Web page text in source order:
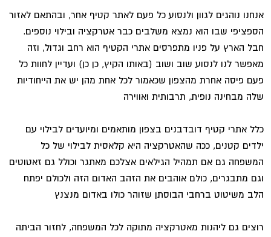
אנחנו נוהגים לגוון ולנסוע כל פעם לאתר קטיף אחר, ובהתאם לאזור
הספציפי שבו הוא נמצא משלבים כבר אטרקציה ובילוי נוספים.
חבל הארץ על פניו מתפרסים אתרי הקטיף הוא רחב וגדול, וזה
מאפשר לנו לנסוע שוב ושוב (באותו הקיץ, כן כן) ועדיין לחוות כל
פעם פיסה אחרת מהצפון שכאמור לכל אחת מהן יש את הייחודיות
שלה מבחינה נופית, תרבותית ואווירה
כלל אתרי קטיף דובדבנים בצפון מותאמים ומיועדים לבילוי עם
ילדים קטנים, ככה שהאטרקציה היא קלאסית לבילוי של כל
המשפחה גם אם תמהיל הגילאים אצלכם מאתגר וכולל גם זאטוטים
וגם מתבגרים, כולם אוהבים את הזהב האדום הזה ולכולם יפתח
הלב משיטוט ברחבי הבוסתן שזוהר כולו באדום מנצנץ
רוצים גם ליהנות מאטרקציה מתוקה לכל המשפחה, לחזור הביתה